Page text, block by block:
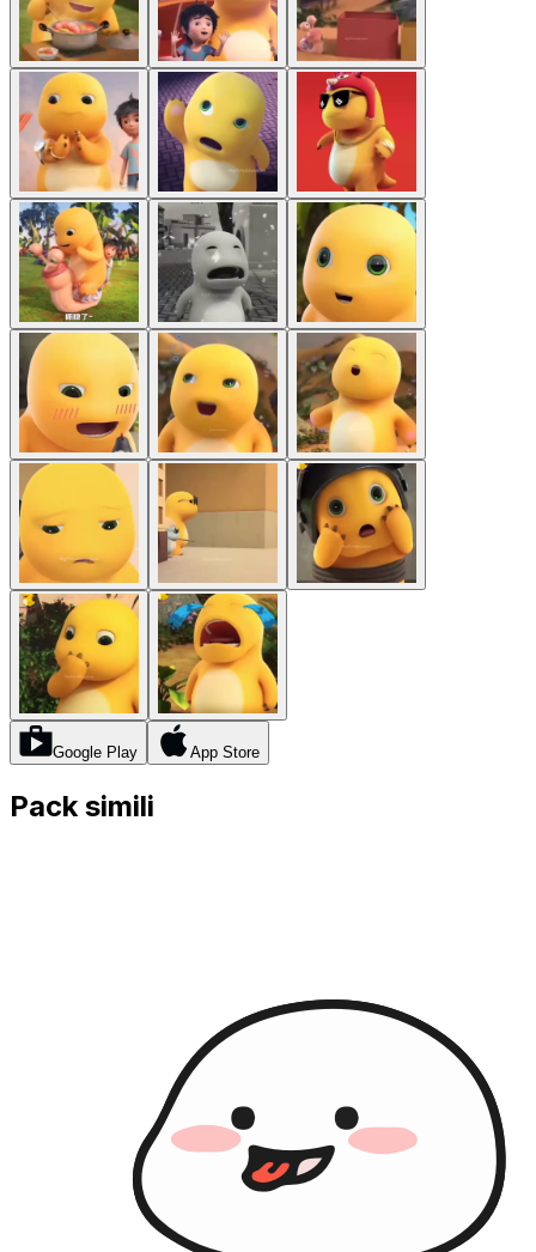
Google Play App Store
Pack simili